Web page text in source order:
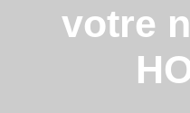
votre